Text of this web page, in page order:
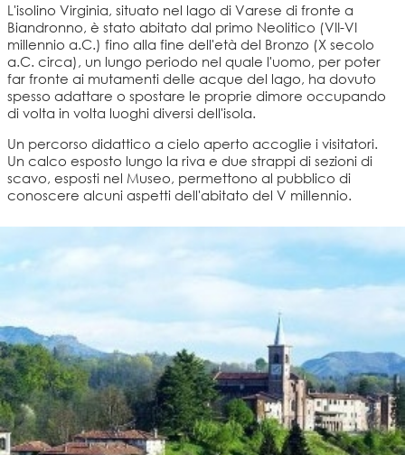
L'isolino Virginia, situato nel lago di Varese di fronte a
Biandronno, è stato abitato dal primo Neolitico (VII-VI
millennio a.C.) fino alla fine dell'età del Bronzo (X secolo
a.C. circa), un lungo periodo nel quale l'uomo, per poter
far fronte ai mutamenti delle acque del lago, ha dovuto
spesso adattare o spostare le proprie dimore occupando
di volta in volta luoghi diversi dell'isola.
Un percorso didattico a cielo aperto accoglie i visitatori.
Un calco esposto lungo la riva e due strappi di sezioni di
scavo, esposti nel Museo, permettono al pubblico di
conoscere alcuni aspetti dell'abitato del V millennio.